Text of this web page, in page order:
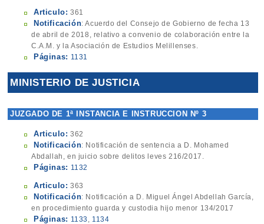
Articulo: 361
Notificación: Acuerdo del Consejo de Gobierno de fecha 13
de abril de 2018, relativo a convenio de colaboración entre la
C.A.M. y la Asociación de Estudios Melillenses.
Páginas: 1131
MINISTERIO DE JUSTICIA
JUZGADO DE 1ª INSTANCIA E INSTRUCCION Nº 3
Articulo: 362
Notificación: Notificación de sentencia a D. Mohamed
Abdallah, en juicio sobre delitos leves 216/2017.
Páginas: 1132
Articulo: 363
Notificación: Notificación a D. Miguel Ángel Abdellah García,
en procedimiento guarda y custodia hijo menor 134/2017
Páginas: 1133 , 1134